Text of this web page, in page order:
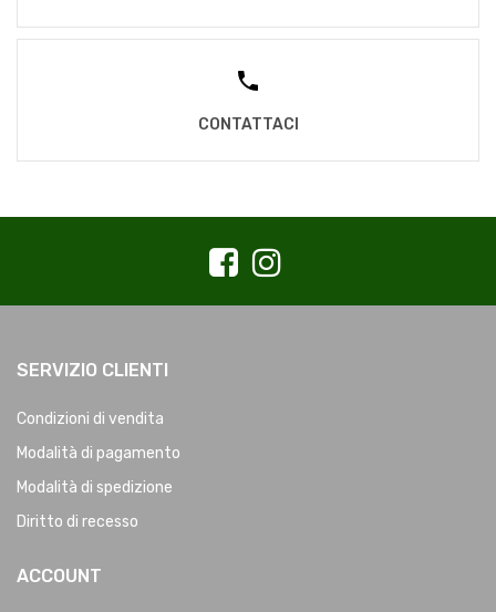
CONTATTACI
SERVIZIO CLIENTI
Condizioni di vendita
Modalità di pagamento
Modalità di spedizione
Diritto di recesso
ACCOUNT